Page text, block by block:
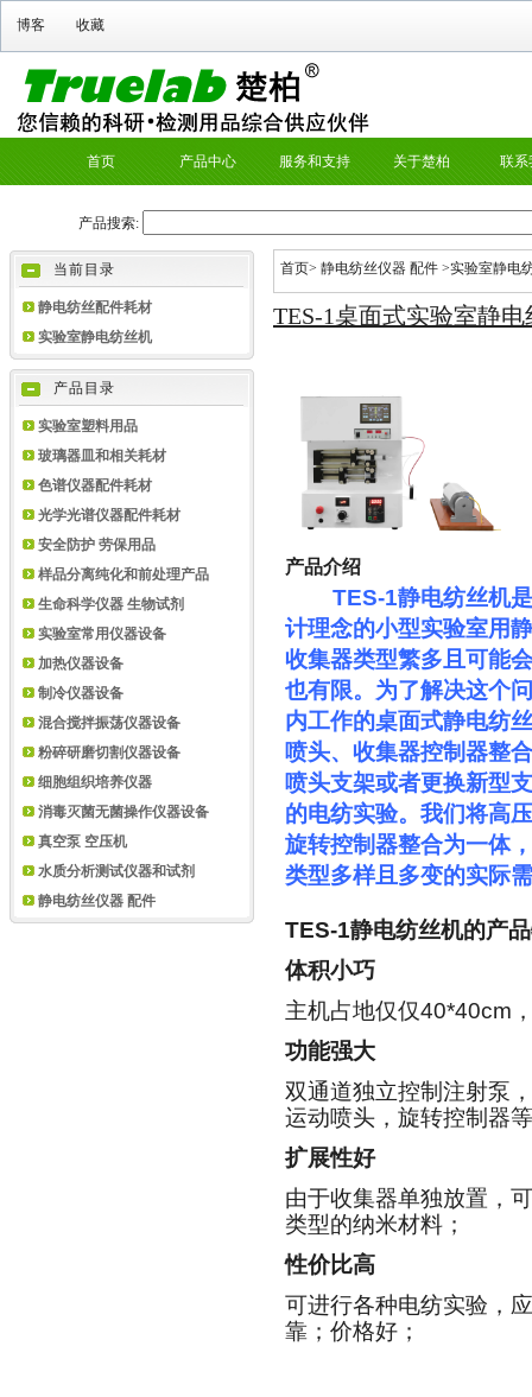
当前目录
静电纺丝配件耗材
实验室静电纺丝机
产品目录
实验室塑料用品
玻璃器皿和相关耗材
色谱仪器配件耗材
光学光谱仪器配件耗材
安全防护 劳保用品
样品分离纯化和前处理产品
生命科学仪器 生物试剂
实验室常用仪器设备
加热仪器设备
制冷仪器设备
混合搅拌振荡仪器设备
粉碎研磨切割仪器设备
细胞组织培养仪器
消毒灭菌无菌操作仪器设备
真空泵 空压机
水质分析测试仪器和试剂
静电纺丝仪器 配件
首页> 静电纺丝仪器 配件 >实验室静电
TES-1桌面式实验室静电
产品介绍
TES-1静电纺丝机
计理念的小型实验室用
收集器类型繁多且可能
也有限。为了解决这个
内工作的桌面式静电纺
喷头、收集器控制器整
喷头支架或者更换新型
的电纺实验。我们将高
旋转控制器整合为一体
类型多样且多变的实际
TES-1静电纺丝机的产
体积小巧
主机占地仅仅40*40cm
功能强大
双通道独立控制注射泵
运动喷头，旋转控制器
扩展性好
由于收集器单独放置，
类型的纳米材料；
性价比高
可进行各种电纺实验，
靠；价格好；